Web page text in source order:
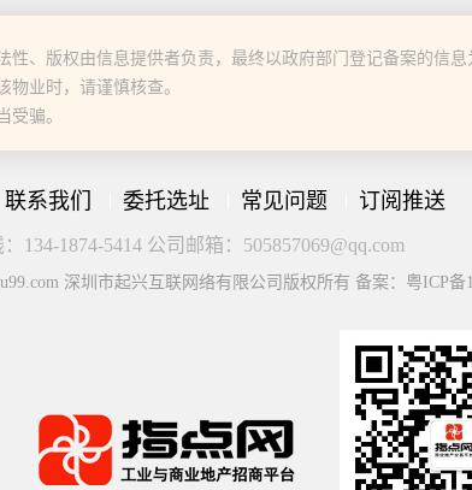
、版权由信息提供者负责，最终以政府部门登记备案的信
业时，请谨慎核查。
受骗。
联系我们 委托选址 常见问题 订阅推送
134-1874-5414 公司邮箱：505857069@qq.com
深圳市起兴互联网络有限公司版权所有 备案：粤ICP备